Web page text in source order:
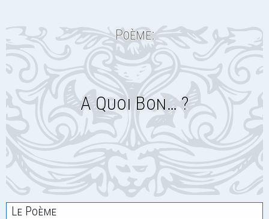
Poème:
A Quoi Bon… ?
Le Poème